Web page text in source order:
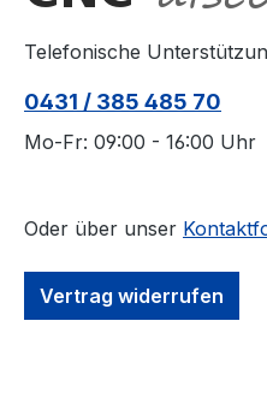
Telefonische
0431 / 385 485 70
Mo-Fr: 09:00 - 16:00 Uhr
Oder über unser
Vertrag widerrufen